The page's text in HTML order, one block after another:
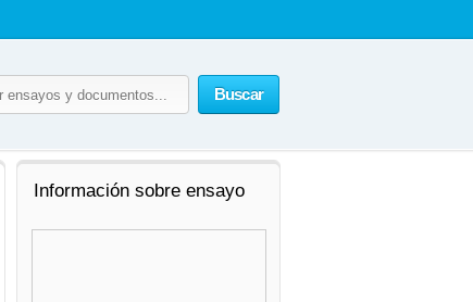
Buscar
Información sobre ensayo